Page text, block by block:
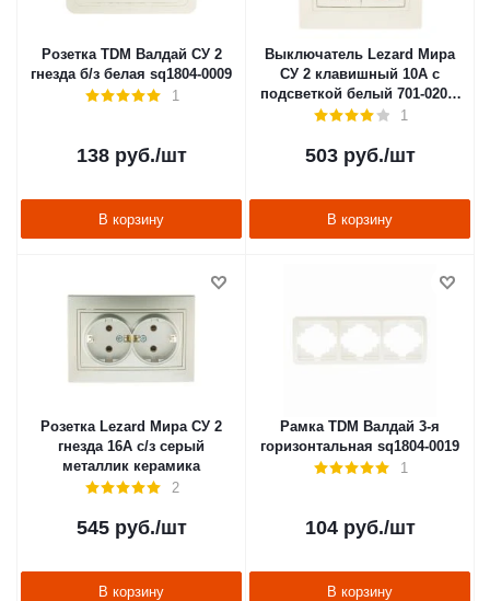
Розетка TDM Валдай СУ 2
гнезда б/з белая sq1804-0009
1
138руб./шт
В корзину
Выключатель Lezard Мира
СУ 2 клавишный 10А с
подсветкой белый 701-0202-
112
1
503руб./шт
В корзину
Розетка Lezard Мира СУ 2
гнезда 16А с/з серый
металлик керамика
2
545руб./шт
В корзину
Рамка TDM Валдай 3-я
горизонтальная sq1804-0019
1
104руб./шт
В корзину